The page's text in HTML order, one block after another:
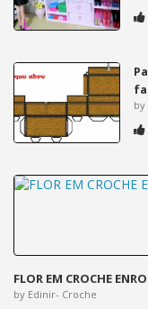
FLOR EM CROCHE
by Edinir- Croche